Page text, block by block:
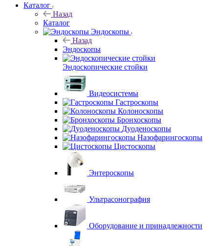
Каталог
Назад
Каталог
Эндоскопы
Назад
Эндоскопы
Эндоскопические стойки
Видеосистемы
Гастроскопы
Колоноскопы
Бронхоскопы
Дуоденоскопы
Назофарингоскопы
Цистоскопы
Энтероскопы
Ультрасонография
Оборудование и принадлежности